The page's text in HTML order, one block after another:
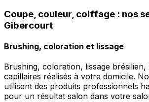
Coupe, couleur, coiffage : nos
Gibercourt
Brushing, coloration et lissage
Brushing, coloration, lissage brésilien,
capillaires réalisés à votre domicile.
utilisent des produits professionnels
pour un résultat salon dans votre